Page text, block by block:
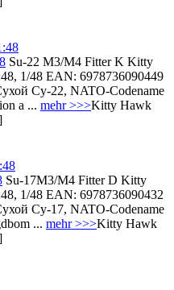
Su-22 M3/M4 Fitter K Kitty
1/48 EAN: 6978736090449
Су-22, NATO-Codename
a ... mehr >>>Kitty Hawk
Su-17M3/M4 Fitter D Kitty
1/48 EAN: 6978736090432
Су-17, NATO-Codename
... mehr >>>Kitty Hawk